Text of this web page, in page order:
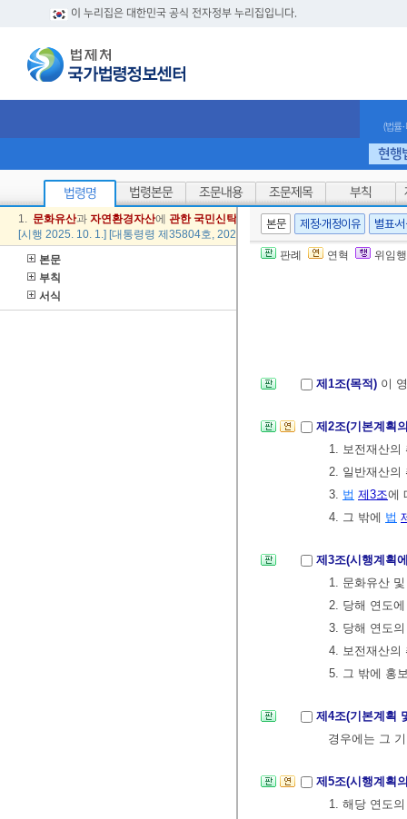
이 누리집은 대한민국 공식 전자정부 누리집입니다.
(법률
현행
법령명 법령본문 조문내용 조문제목 부칙
1. 문화유산과 자연환경자산에 관한 국민신탁
시행령
[시행 2025. 10. 1.] [대통령령 제35804호, 2025. 10. 1., 타법개정]
본문
부칙
서식
본문 제정·개정이유 별표·
판례 연혁 위임
제1조(목적) 이
제2조(기본계획
1. 보전재산의
2. 일반재산의
3. 법 제3조에
4. 그 밖에 법
제3조(시행계획
1. 문화유산
2. 당해 연도
3. 당해 연도
4. 보전재산의
5. 그 밖에 홍
제4조(기본계획
경우에는 그
제5조(시행계획
1. 해당 연도